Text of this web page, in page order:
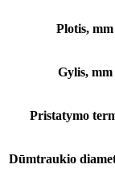
Plotis, mm
Gylis, mm
Pristatymo
Dūmtraukio